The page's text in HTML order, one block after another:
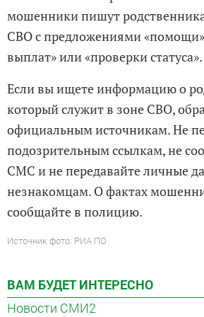
мошенники пишут
СВО с предложениями
выплат» или «проверки статуса».
Если вы ищете информацию о
который служит в зоне СВО,
официальным источникам. Не
подозрительным ссылкам, не
СМС и не передавайте личные
незнакомцам. О фактах
сообщайте в полицию.
Источник фото: РИА ПО
ВАМ БУДЕТ ИНТЕРЕСНО
Новости СМИ2